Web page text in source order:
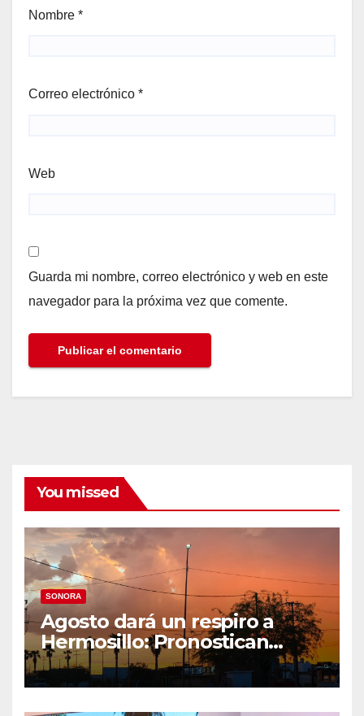
Nombre *
Correo electrónico *
Web
Guarda mi nombre, correo electrónico y web en este
navegador para la próxima vez que comente.
You missed
SONORA
Agosto dará un respiro a
Hermosillo: Pronostican
semana lluviosa y
temperaturas de hasta 34°C